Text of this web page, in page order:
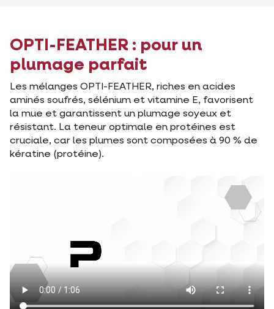
OPTI-FEATHER : pour un
plumage parfait
Les mélanges OPTI-FEATHER, riches en acides
aminés soufrés, sélénium et vitamine E, favorisent
la mue et garantissent un plumage soyeux et
résistant. La teneur optimale en protéines est
cruciale, car les plumes sont composées à 90 % de
kératine (protéine).